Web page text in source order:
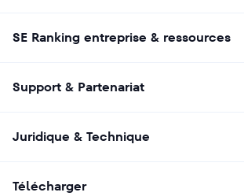
SE Ranking entreprise & ressources
Support & Partenariat
Juridique & Technique
Télécharger